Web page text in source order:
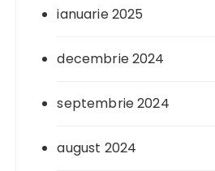
ianuarie 2025
decembrie 2024
septembrie 2024
august 2024